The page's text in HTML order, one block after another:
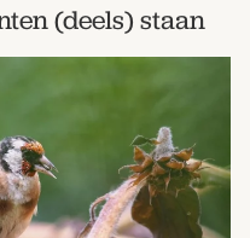
(deels) staan